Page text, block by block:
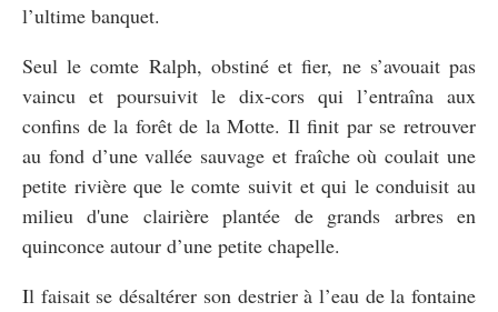
l’ultime banquet.
Seul le comte Ralph, obstiné et fier, ne s’avouait pas
vaincu et poursuivit le dix-cors qui l’entraîna aux
confins de la forêt de la Motte. Il finit par se retrouver
au fond d’une vallée sauvage et fraîche où coulait une
petite rivière que le comte suivit et qui le conduisit au
milieu d'une clairière plantée de grands arbres en
quinconce autour d’une petite chapelle.
Il faisait se désaltérer son destrier à l’eau de la fontaine